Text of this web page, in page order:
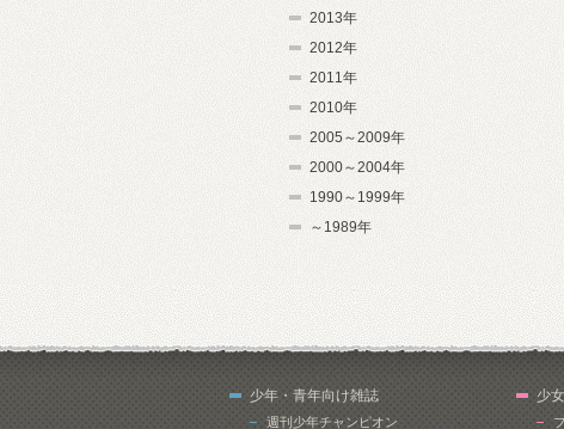
2013年
2012年
2011年
2010年
2005～2009年
2000～2004年
1990～1999年
～1989年
少年・青年向け雑誌
週刊少年チャンピオン
少